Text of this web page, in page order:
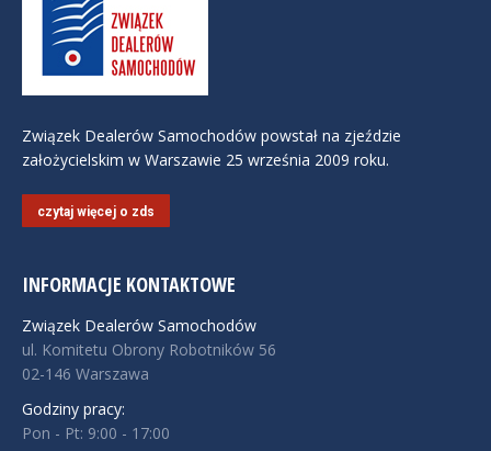
Związek Dealerów Samochodów powstał na zjeździe
założycielskim w Warszawie 25 września 2009 roku.
czytaj więcej o zds
INFORMACJE KONTAKTOWE
Związek Dealerów Samochodów
ul. Komitetu Obrony Robotników 56
02-146 Warszawa
Godziny pracy:
Pon - Pt: 9:00 - 17:00